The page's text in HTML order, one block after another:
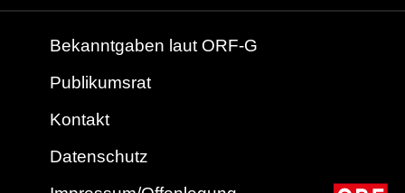
Bekanntgaben laut ORF-G
Publikumsrat
Kontakt
Datenschutz